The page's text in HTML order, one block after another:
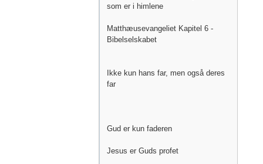
som er i himlene
Matthæusevangeliet Kapitel 6 -
Bibelselskabet
Ikke kun hans far, men også deres
far
Gud er kun faderen
Jesus er Guds profet